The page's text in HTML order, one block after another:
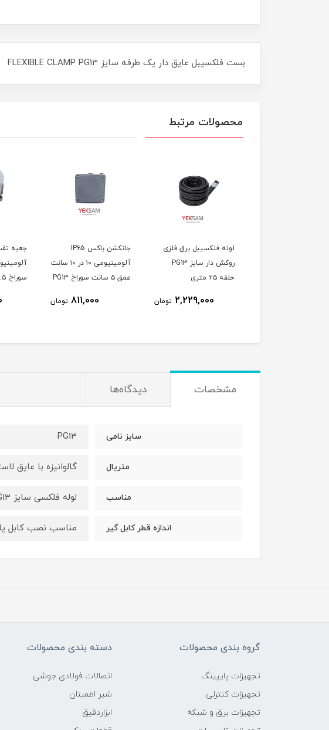
بست فلکسیبل عایق دار یک طرفه سایز FLEXIBLE CLAMP PG13
محصولات مرتبط
لوله فلکسیبل برق فلزی
روکش دار سایز PG13
حلقه ۲۵ متری
2,229,000 تومان
جانکشن باکس IP65
آلومینیومی ۱۰ در ۱۰ سانت
عمق ۵ سانت سوراخ PG13
811,000 تومان
جعبه
سوراخ PG13.5
مشخصات دیدگاه‌ها
سایز نامی PG13
متریال گالوانیزه با عایق
مناسب لوله فلکسی سایز PG13
اندازه قطر کابل گیر مناسب نصب کابل یا
گروه بندی محصولات
تجهیزات پایپینگ
تجهیزات کنترلی
تجهیزات برق و شبکه
دسته بندی محصولات
اتصالات فولادی جوشی
شیر اطمینان
ابزاردقیق